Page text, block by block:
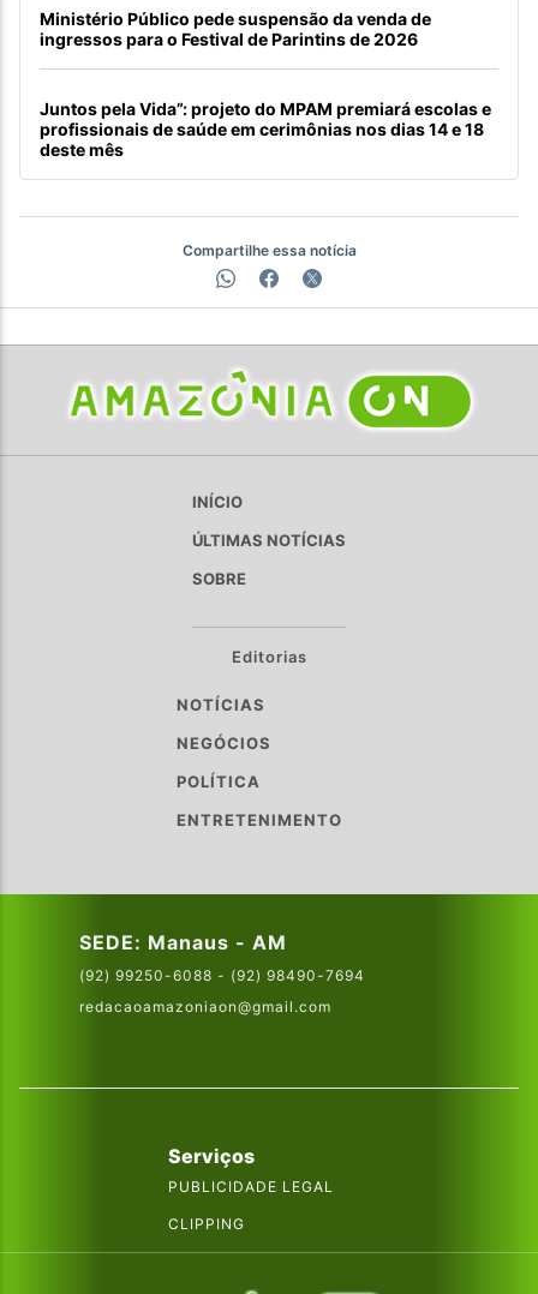
Ministério Público pede suspensão da venda de
ingressos para o Festival de Parintins de 2026
Juntos pela Vida”: projeto do MPAM premiará escolas e
profissionais de saúde em cerimônias nos dias 14 e 18
deste mês
Compartilhe essa notícia
INÍCIO
ÚLTIMAS NOTÍCIAS
SOBRE
Editorias
NOTÍCIAS
NEGÓCIOS
POLÍTICA
ENTRETENIMENTO
SEDE: Manaus - AM
(92) 99250-6088 - (92) 98490-7694
redacaoamazoniaon@gmail.com
Serviços
PUBLICIDADE LEGAL
CLIPPING